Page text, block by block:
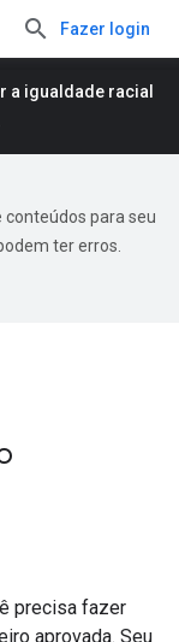
Fazer login
a igualdade racial
conteúdos para seu
ter erros.
precisa fazer
aprovada. Seu